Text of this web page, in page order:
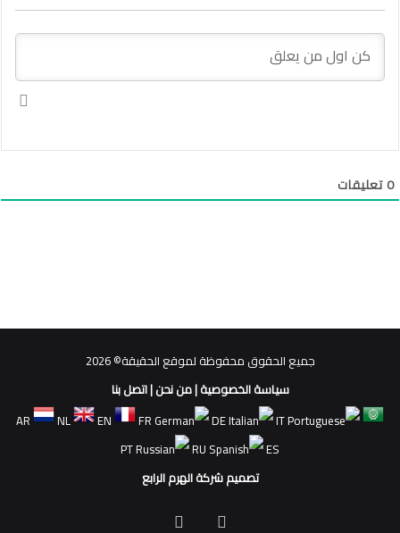
0تعليقات
جميع الحقوق محفوظة لموقع الحقيقة© 2026
سياسة الخصوصية|من نحن|اتصل بنا
AR
NL EN FR DE
IT
PT
RU
ES
تصميم شركة الهرم الرابع
فيسبوك